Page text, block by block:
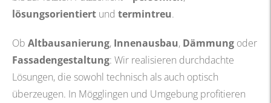
lösungsorientiert und termintreu.
Ob Altbausanierung, Innenausbau, Dämmung oder
Fassadengestaltung: Wir realisieren durchdachte
Lösungen, die sowohl technisch als auch optisch
überzeugen. In Mögglingen und Umgebung profitieren